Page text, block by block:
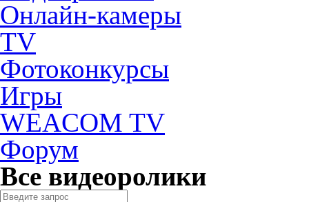
Онлайн-камеры
TV
Фотоконкурсы
Игры
WEACOM TV
Форум
Все видеоролики